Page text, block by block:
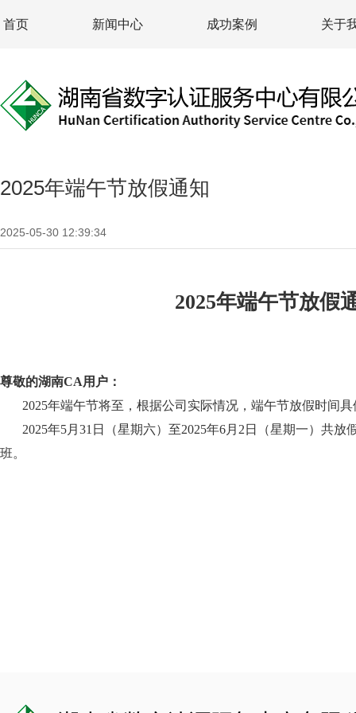
首页 新闻中心 成功案例 关于
2025年端午节放假通知
2025-05-30 12:39:34
2025年端午节放假
尊敬的湖南CA用户：
2025年端午节将至，根据公司实际情况，端午节放假时间具
2025年5月31日（星期六）至2025年6月2日（星期一）共放
班。